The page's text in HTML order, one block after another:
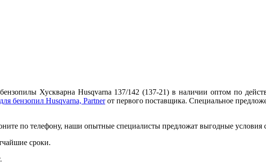
Хускварна Husqvarna 137/142 (137-21) в наличии оптом по
бензопил Husqvarna, Partnerот первого поставщика. Специальное
по телефону, наши опытные специалисты предложат выгодные условия
сроки.